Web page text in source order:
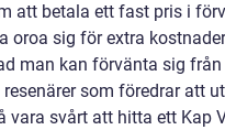
att betala ett fast pris i
oroa sig för extra
man kan förvänta sig
som föredrar att
vara svårt att hitta ett Kap